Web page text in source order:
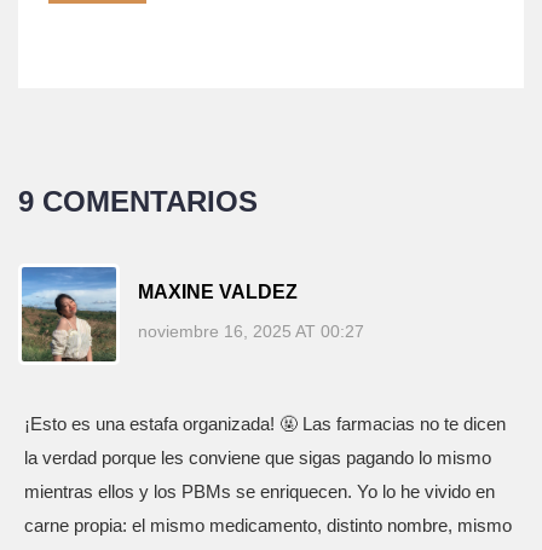
9 COMENTARIOS
MAXINE VALDEZ
noviembre 16, 2025 AT 00:27
¡Esto es una estafa organizada! 🤬 Las farmacias no te dicen
la verdad porque les conviene que sigas pagando lo mismo
mientras ellos y los PBMs se enriquecen. Yo lo he vivido en
carne propia: el mismo medicamento, distinto nombre, mismo